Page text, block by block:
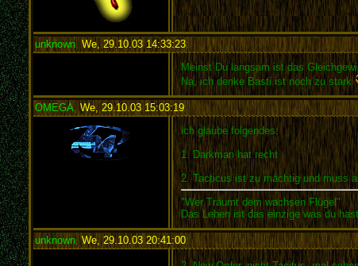
unknown, We, 29.10.03 14:33:23:
Meinst Du langsam ist das
Na, ich denke Basti ist noch zu stark
OMEGA We, 29.10.03 15:03:19:
ich glaube folgendes:
1. Darkman hat recht
2. Tacticus ist zu mächtig und muss
"Wer Träumt dem wachsen Flügel"
Das Leben ist das einzige was du hast
unknown,We, 29.10.03 20:41:00: